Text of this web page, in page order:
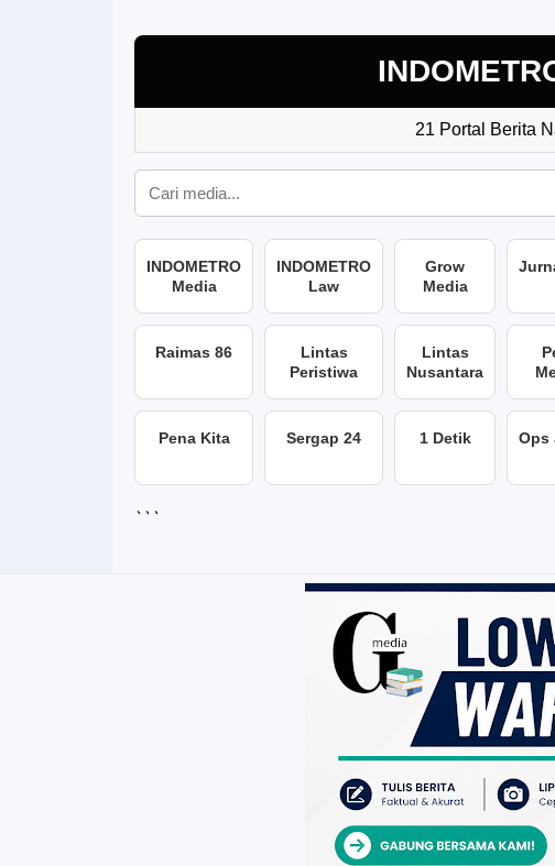
21 Portal Berita
INDOMETRO
Media
INDOMETRO
Law
Grow
Media
Raimas 86
Lintas
Peristiwa
Lintas
Nusantara
Pena Kita Sergap 24 1 Detik Ops
```